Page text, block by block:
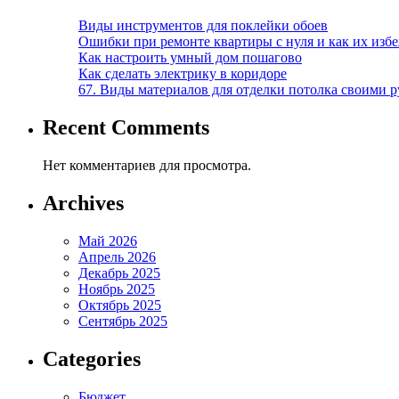
Виды инструментов для поклейки обоев
Ошибки при ремонте квартиры с нуля и как их
Как настроить умный дом пошагово
Как сделать электрику в коридоре
67. Виды материалов для отделки потолка своими
Recent Comments
Нет комментариев для просмотра.
Archives
Май 2026
Апрель 2026
Декабрь 2025
Ноябрь 2025
Октябрь 2025
Сентябрь 2025
Categories